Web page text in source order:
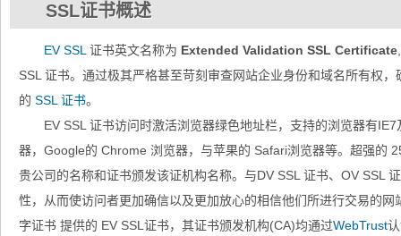
SSL证书概述
EV SSL 证书英文名称为 Extended Validation SSL Certificate
SSL 证书。通过极其严格甚至苛刻审查网站企业身份和域名所有权
的 SSL 证书。
EV SSL 证书访问时激活浏览器绿色地址栏，支持的浏览器有
器，Google的 Chrome 浏览器，与苹果的 Safari浏览器等。超强的
贵公司的名称和证书颁发该证机构名称。与DV SSL 证书、OV SSL
性，从而使访问者更加确信以及更加放心的相信他们所进行交易的
字证书 提供的 EV SSL证书，其证书颁发机构(CA)均通过WebTrust